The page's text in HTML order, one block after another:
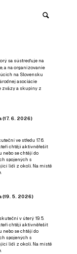
sa sústreďuje na
a na organizovanie
na Slovensku
asociácie
zväzy a skupiny z
6. 2026)
ve středu 17. 6.
chtějí aktivněřešit
nebo se chtějí do
spojených s
lidi z okolí. Na místě
(19. 5. 2026)
v úterý 19. 5.
chtějí aktivněřešit
nebo se chtějí do
spojených s
lidi z okolí. Na místě